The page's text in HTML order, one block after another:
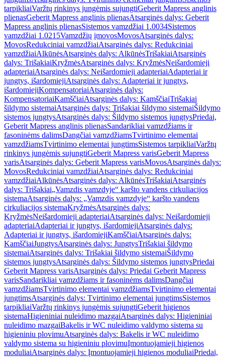
tarpikliaiVaržtų rinkinys jungėmis sujungtiGeberit Mapress anglinis
plienasGeberit Mapress anglinis plienasAtsarginės dalys: Geberit
Mapress anglinis plienasSistemos vamzdžiai 1.0034Sistemos
vamzdžiai 1.0215Vamzdžių įmovosMovosAtsarginės dalys:
MovosRedukciniai vamzdžiaiAtsarginės dalys: Redukciniai
vamzdžiaiAlkūnėsAtsarginės dalys: AlkūnėsTrišakiaiAtsarginės
dalys: TrišakiaiKryžmėsAtsarginės dalys: KryžmėsNeišardomieji
adapteriaiAtsarginės dalys: Neišardomieji adapteriaiAdapteriai ir
jungtys, išardomiejiAtsarginės dalys: Adapteriai ir jungtys,
išardomiejiKompensatoriaiAtsarginės dalys:
KompensatoriaiKamščiaiAtsarginės dalys: KamščiaiTrišakiai
šildymo sistemaiAtsarginės dalys: Trišakiai šildymo sistemaiŠildymo
sistemos jungtysAtsarginės dalys: Šildymo sistemos jungtysPriedai,
Geberit Mapress anglinis plienasSandarikliai vamzdžiams ir
fasoninėms dalimsDangčiai vamzdžiamsTvirtinimo elementai
vamzdžiamsTvirtinimo elementai jungtimsSistemos tarpikliaiVaržtų
rinkinys jungėmis sujungtiGeberit Mapress varisGeberit Mapress
varisAtsarginės dalys: Geberit Mapress varisMovosAtsarginės dalys:
MovosRedukciniai vamzdžiaiAtsarginės dalys: Redukciniai
vamzdžiaiAlkūnėsAtsarginės dalys: AlkūnėsTrišakiaiAtsarginės
dalys: Trišakiai„Vamzdis vamzdyje“ karšto vandens cirkuliacijos
sistemaAtsarginės dalys: „Vamzdis vamzdyje“ karšto vandens
cirkuliacijos sistemaKryžmėsAtsarginės dalys:
KryžmėsNeišardomieji adapteriaiAtsarginės dalys: Neišardomieji
adapteriaiAdapteriai ir jungtys, išardomiejiAtsarginės dalys:
Adapteriai ir jungtys, išardomiejiKamščiaiAtsarginės dalys:
KamščiaiJungtysAtsarginės dalys: JungtysTrišakiai šildymo
sistemaiAtsarginės dalys: Trišakiai šildymo sistemaiŠildymo
sistemos jungtysAtsarginės dalys: Šildymo sistemos jungtysPriedai
Geberit Mapress varisAtsarginės dalys: Priedai Geberit Mapress
varisSandarikliai vamzdžiams ir fasoninėms dalimsDangčiai
vamzdžiamsTvirtinimo elementai vamzdžiamsTvirtinimo elementai
jungtimsAtsarginės dalys: Tvirtinimo elementai jungtimsSistemos
tarpikliaiVaržtų rinkinys jungėmis sujungtiGeberit higienos
sistemaHigieniniai nuleidimo mazgaiAtsarginės dalys: Higieniniai
nuleidimo mazgaiBakelis ir WC nuleidimo valdymo sistema su
higieniniu plovimuAtsarginės dalys: Bakelis ir WC nuleidimo
valdymo sistema su higieniniu plovimuĮmontuojamieji higienos
moduliaiAtsarginės dalys: Įmontuojamieji higienos moduliaiPriedai,